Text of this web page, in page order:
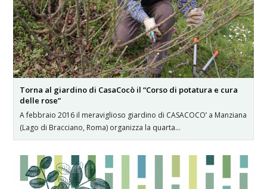
Torna al giardino di CasaCocò il “Corso di potatura e cura
delle rose”
A febbraio 2016 il meraviglioso giardino di CASACOCO’ a Manziana
(Lago di Bracciano, Roma) organizza la quarta…